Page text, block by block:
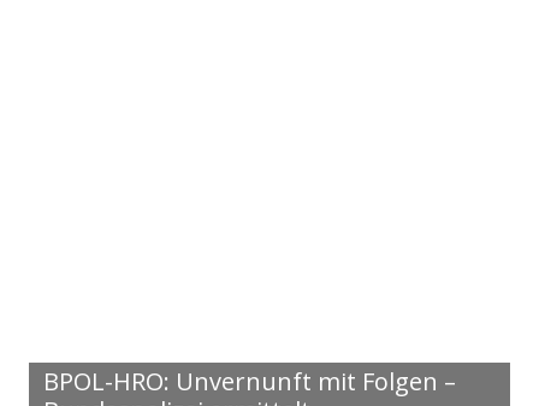
BPOL-HRO: Unvernunft mit Folgen –